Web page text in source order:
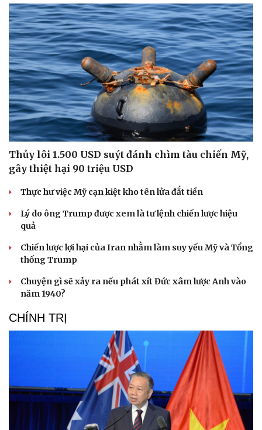
Cải chính
Thủy lôi 1.500 USD suýt đánh chìm tàu chiến Mỹ,
gây thiệt hại 90 triệu USD
Thực hư việc Mỹ cạn kiệt kho tên lửa đắt tiền
Lý do ông Trump được xem là tư lệnh chiến lược hiệu
quả
Chiến lược lợi hại của Iran nhằm làm suy yếu Mỹ và Tổng
thống Trump
Chuyện gì sẽ xảy ra nếu phát xít Đức xâm lược Anh vào
năm 1940?
CHÍNH TRỊ